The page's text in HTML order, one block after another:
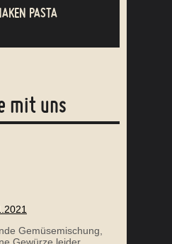
PASTA
mit uns
Gemüsemischung,
Gewürze leider